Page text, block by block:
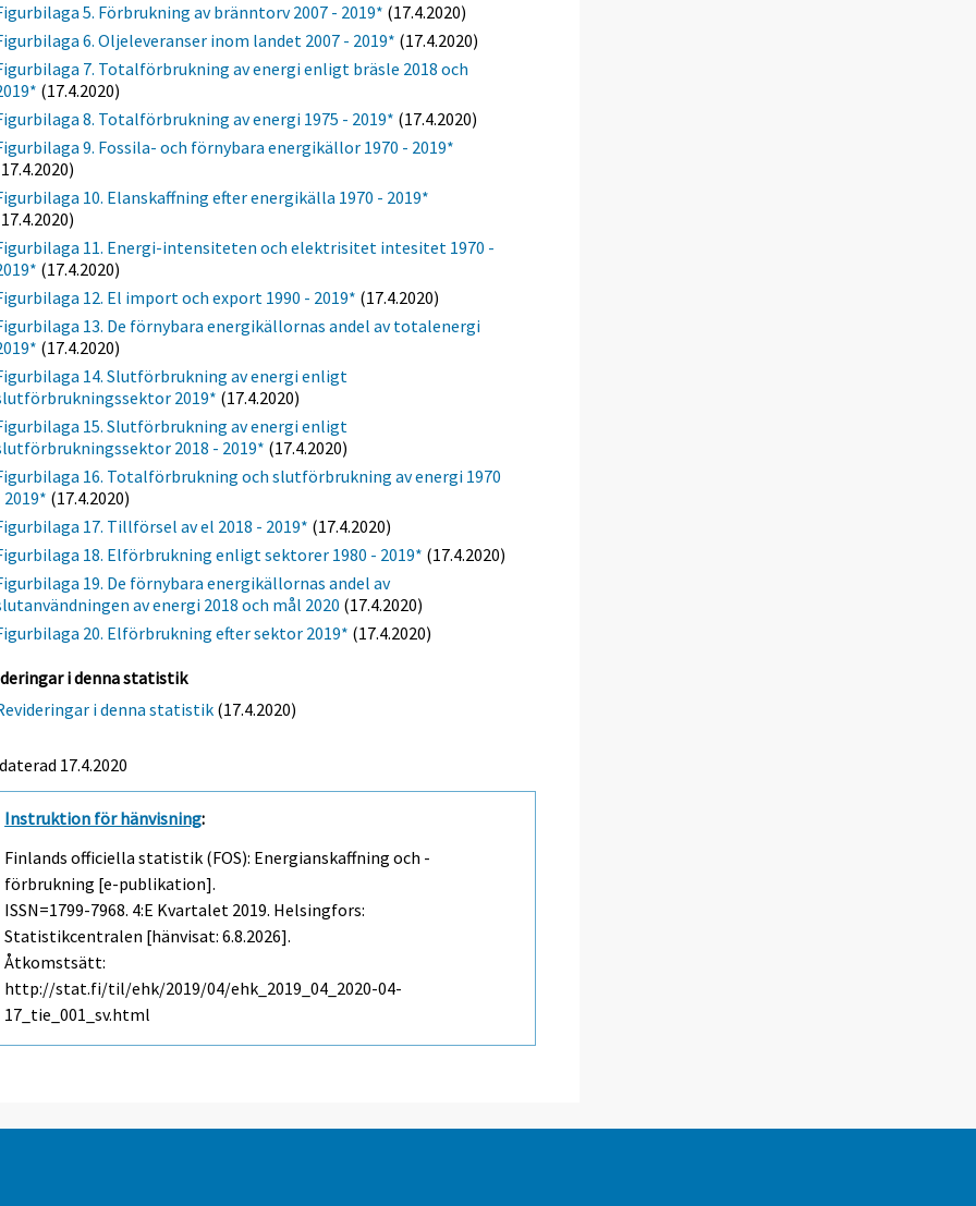
5. Förbrukning av bränntorv 2007 - 2019* (17.4.2020)
6. Oljeleveranser inom landet 2007 - 2019* (17.4.2020)
7. Totalförbrukning av energi enligt bräsle 2018 och
(17.4.2020)
8. Totalförbrukning av energi 1975 - 2019* (17.4.2020)
9. Fossila- och förnybara energikällor 1970 - 2019*
10. Elanskaffning efter energikälla 1970 - 2019*
11. Energi-intensiteten och elektrisitet intesitet 1970 -
(17.4.2020)
12. El import och export 1990 - 2019* (17.4.2020)
13. De förnybara energikällornas andel av totalenergi
(17.4.2020)
14. Slutförbrukning av energi enligt
2019* (17.4.2020)
15. Slutförbrukning av energi enligt
2018 - 2019* (17.4.2020)
16. Totalförbrukning och slutförbrukning av energi 1970
2019* (17.4.2020)
17. Tillförsel av el 2018 - 2019* (17.4.2020)
18. Elförbrukning enligt sektorer 1980 - 2019* (17.4.2020)
19. De förnybara energikällornas andel av
av energi 2018 och mål 2020 (17.4.2020)
20. Elförbrukning efter sektor 2019* (17.4.2020)
i denna statistik
i denna statistik(17.4.2020)
17.4.2020
Instruktion för hänvisning:
Finlands officiella statistik (FOS): Energianskaffning och -
förbrukning [e-publikation].
ISSN=1799-7968. 4:e Kvartalet 2019. Helsingfors:
Statistikcentralen [hänvisat: 6.8.2026].
Åtkomstsätt:
http://stat.fi/til/ehk/2019/04/ehk_2019_04_2020-04-
17_tie_001_sv.html